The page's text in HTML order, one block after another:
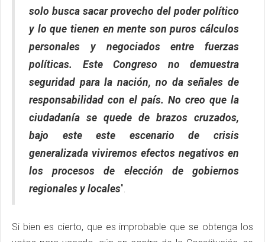
solo busca sacar provecho del poder político
y lo que tienen en mente son puros cálculos
personales y negociados entre fuerzas
políticas. Este Congreso no demuestra
seguridad para la nación, no da señales de
responsabilidad con el país. No creo que la
ciudadanía se quede de brazos cruzados,
bajo este este escenario de crisis
generalizada viviremos efectos negativos en
los procesos de elección de gobiernos
regionales y locales".
Si bien es cierto, que es improbable que se obtenga los